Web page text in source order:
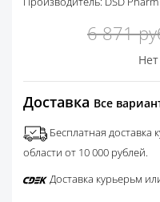
6 871
Доставка Все
Бесплатная
области от 10 000 рублей.
Доставка курьерьм